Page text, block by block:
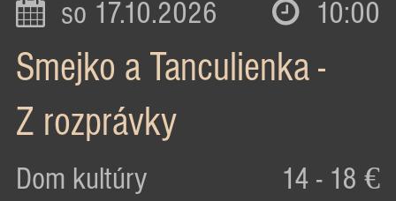
so 17.10.2026 10:00
Smejko a Tanculienka -
Z rozprávky
Dom kultúry 14 - 18 €